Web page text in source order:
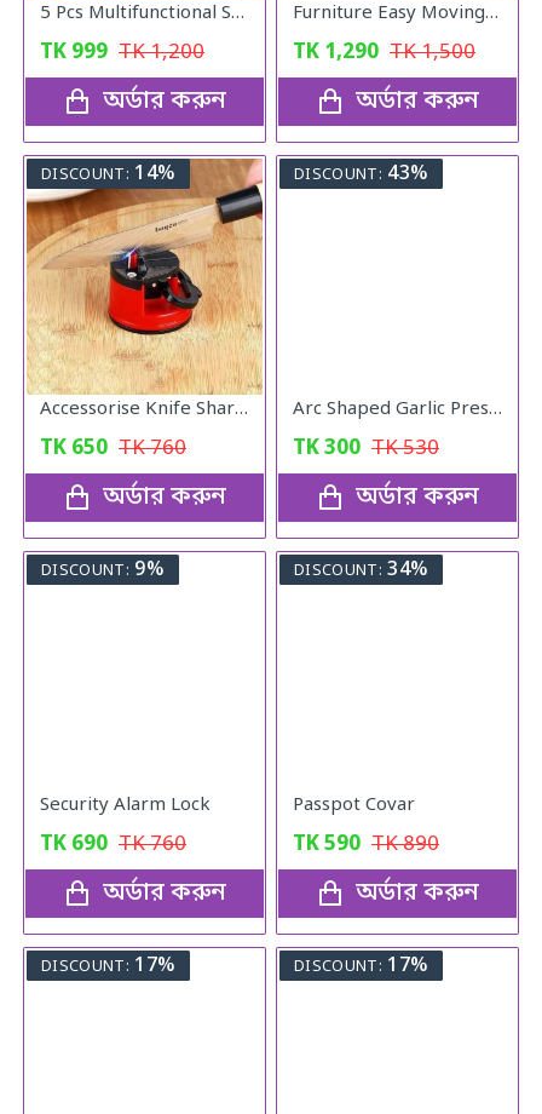
5 Pcs Multifunctional Stainless Steel Protect Fresh Box With Lid
TK 999 TK1,200
অর্ডার করুন
Furniture Easy Moving Tool Set, Heavy Furniture Moving & Lifting System
TK 1,290 TK1,500
অর্ডার করুন
DISCOUNT: 14%
Accessorise Knife Sharper
TK 650 TK760
অর্ডার করুন
DISCOUNT: 43%
Arc Shaped Garlic Press Crusher With Comfortable Grip
TK300 TK530
অর্ডার করুন
DISCOUNT: 9%
Security Alarm Lock
TK 690 TK760
অর্ডার করুন
DISCOUNT: 34%
Passpot Covar
TK590 TK890
অর্ডার করুন
DISCOUNT: 17% DISCOUNT: 17%